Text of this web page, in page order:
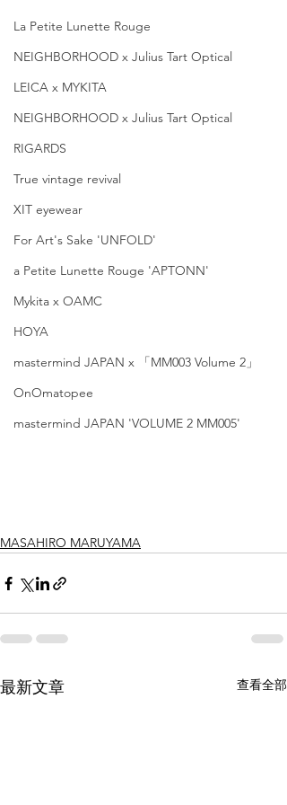
La Petite Lunette Rouge
NEIGHBORHOOD x Julius Tart Optical
LEICA x MYKITA
NEIGHBORHOOD x Julius Tart Optical
RIGARDS
True vintage revival
XIT eyewear
For Art's Sake 'UNFOLD'
a Petite Lunette Rouge 'APTONN'
Mykita x OAMC
HOYA
mastermind JAPAN x 「MM003 Volume 2」
OnOmatopee
mastermind JAPAN 'VOLUME 2 MM005'
MASAHIRO MARUYAMA
最新文章 查看全部